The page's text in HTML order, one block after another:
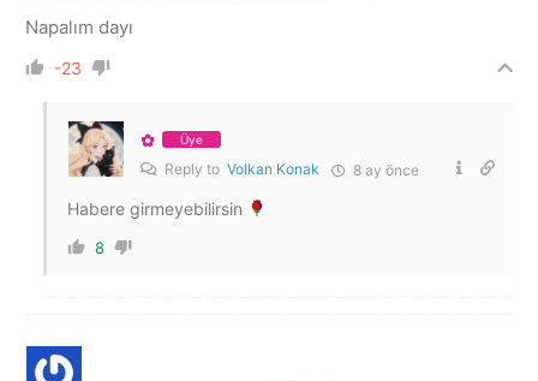
Napalım dayı
-23
✿ Üye
Reply to Volkan Konak 8 ay önce
Habere girmeyebilirsin
8